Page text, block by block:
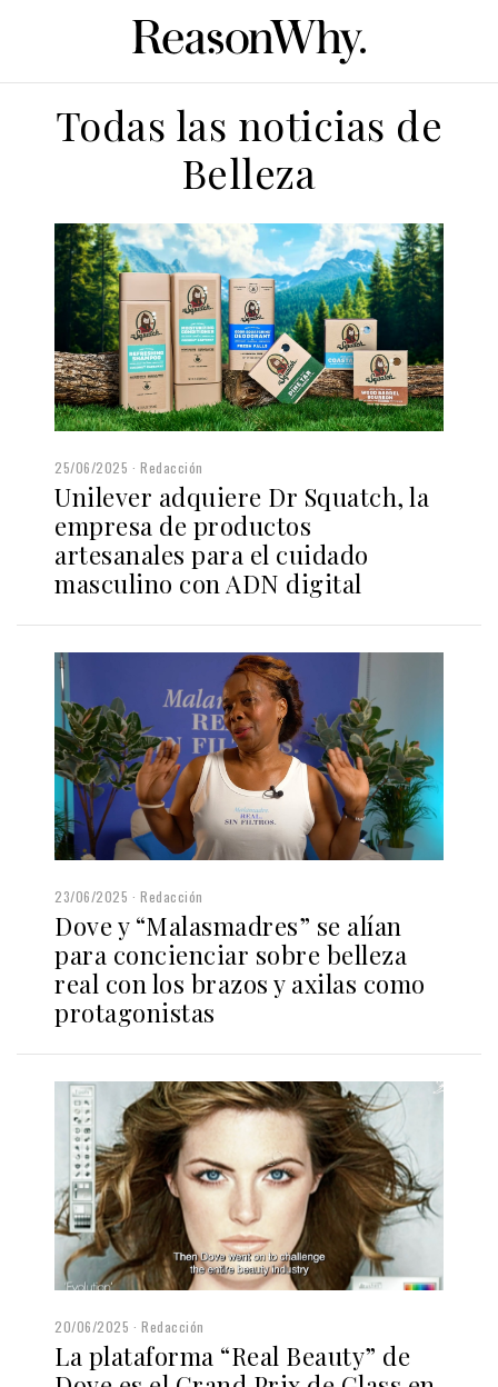
Todas las noticias de
Belleza
25/06/2025 Redacción
Unilever adquiere Dr Squatch, la
empresa de productos
artesanales para el cuidado
masculino con ADN digital
23/06/2025 Redacción
Dove y “Malasmadres” se alían
para concienciar sobre belleza
real con los brazos y axilas como
protagonistas
20/06/2025 Redacción
La plataforma “Real Beauty” de